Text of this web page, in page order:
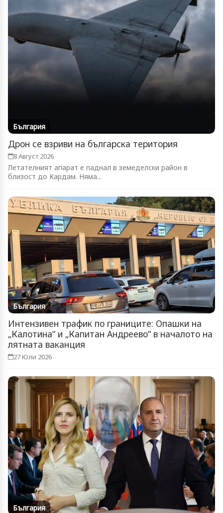
България
Дрон се взриви на българска територия
8 Август 2026
Летателният апарат е паднал в земеделски район в
близост до Кардам. Няма...
България
Интензивен трафик по границите: Опашки на
„Калотина“ и „Капитан Андреево“ в началото на
лятната ваканция
27 Юли 2026
България